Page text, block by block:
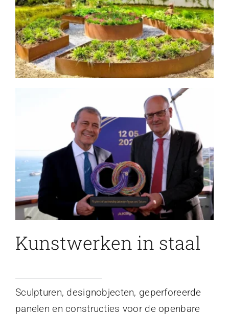
Kunstwerken in staal
Sculpturen, designobjecten, geperforeerde
panelen en constructies voor de openbare